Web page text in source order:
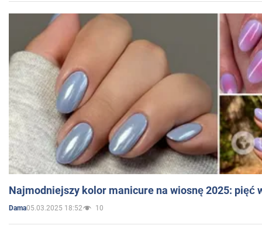
Najmodniejszy kolor manicure na wiosnę 2025: pięć
Dama05.03.2025 18:52 10